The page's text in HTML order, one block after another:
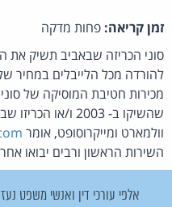
זמן קריאה: פחות מדקה
סוני הכריזה שבאביב תשיק את
מכירות חטיבת המוסיקה של
וולמארט ומייקרוסופט, אומר
השירות הראשון ורבים יבואו
אלפי עורכי דין ואנשי משפט